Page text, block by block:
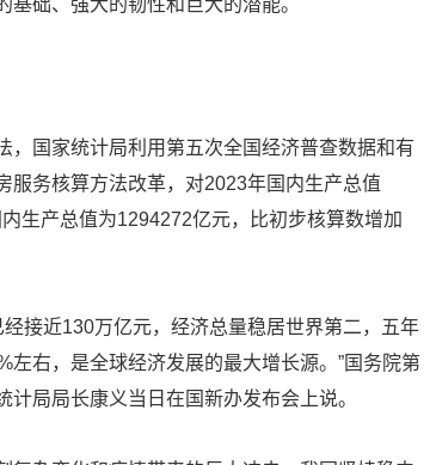
础、强大的韧性和巨大的潜能。
，国家统计局利用第五次全国经济普查数据和有
服务核算方法改革，对2023年国内生产总值
生产总值为1294272亿元，比初步核算数增加
接近130万亿元，经济总量稳居世界第二，五年
右，是全球经济发展的最大增长源。”国务院第
局局长康义当日在国新办发布会上说。